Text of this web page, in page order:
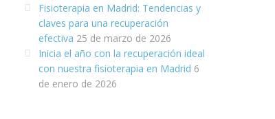
Fisioterapia en Madrid: Tendencias y
claves para una recuperación
efectiva 25 de marzo de 2026
Inicia el año con la recuperación ideal
con nuestra fisioterapia en Madrid 6
de enero de 2026